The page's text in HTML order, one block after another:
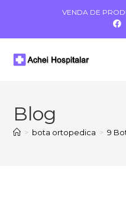
VENDA DE
Blog
> bota ortopedica > 9